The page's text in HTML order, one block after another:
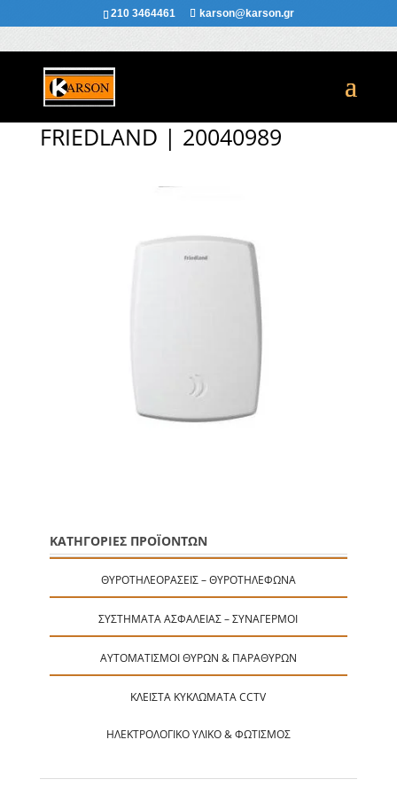
210 3464461 karson@karson.gr
FRIEDLAND | 20040989
ΚΑΤΗΓΟΡΙΕΣ ΠΡΟΪΟΝΤΩΝ
ΘΥΡΟΤΗΛΕΟΡΆΣΕΙΣ – ΘΥΡΟΤΗΛΈΦΩΝΑ
ΣΥΣΤΉΜΑΤΑ ΑΣΦΑΛΕΊΑΣ – ΣΥΝΑΓΕΡΜΟΊ
ΑΥΤΟΜΑΤΙΣΜΟΊ ΘΥΡΏΝ & ΠΑΡΑΘΎΡΩΝ
ΚΛΕΙΣΤΆ ΚΥΚΛΏΜΑΤΑ CCTV
ΗΛΕΚΤΡΟΛΟΓΙΚΌ ΥΛΙΚΌ & ΦΩΤΙΣΜΌΣ